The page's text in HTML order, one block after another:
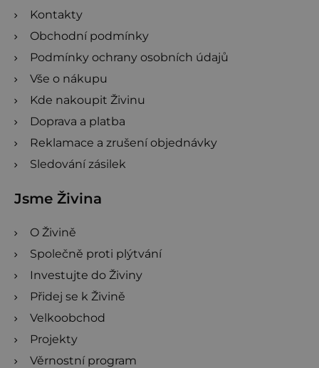
Kontakty
Obchodní podmínky
Podmínky ochrany osobních údajů
Vše o nákupu
Kde nakoupit Živinu
Doprava a platba
Reklamace a zrušení objednávky
Sledování zásilek
Jsme Živina
O Živině
Společně proti plýtvání
Investujte do Živiny
Přidej se k Živině
Velkoobchod
Projekty
Věrnostní program